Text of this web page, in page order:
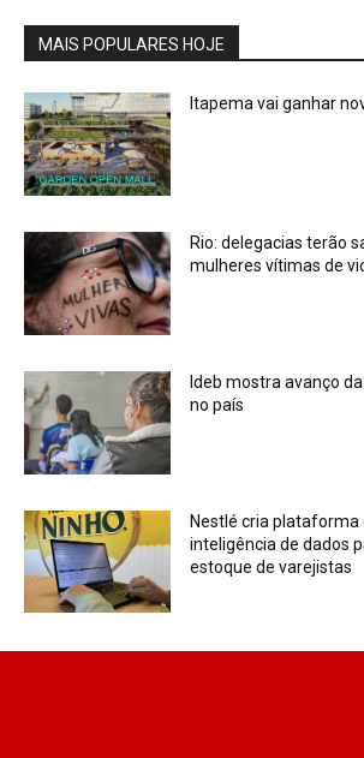
MAIS POPULARES HOJE
Itapema vai ganhar
Rio: delegacias terão
mulheres vítimas de
Ideb mostra avanço
no país
Nestlé cria plataforma
inteligência de dados
estoque de varejistas